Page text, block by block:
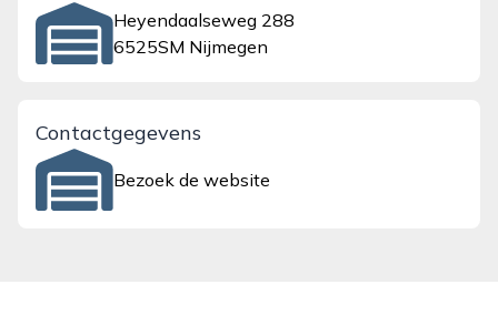
Heyendaalseweg 288
6525SM Nijmegen
Contactgegevens
Bezoek de website